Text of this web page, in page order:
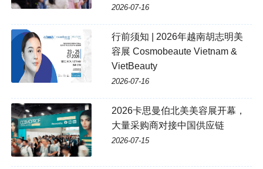
2026-07-16
行前须知 | 2026年越南胡志明美
容展 Cosmobeaute Vietnam &
VietBeauty
2026-07-16
2026卡思曼伯北美美容展开幕，
大量采购商对接中国供应链
2026-07-15